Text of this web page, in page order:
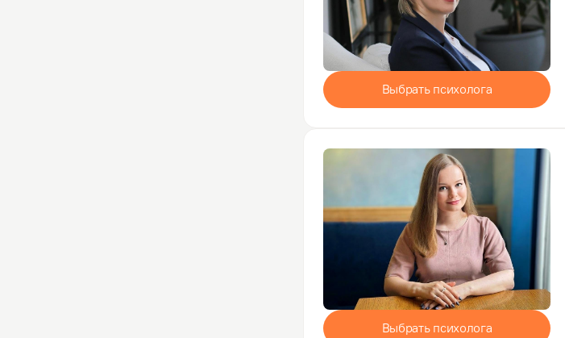
Выбрать психолога
Выбрать психолога